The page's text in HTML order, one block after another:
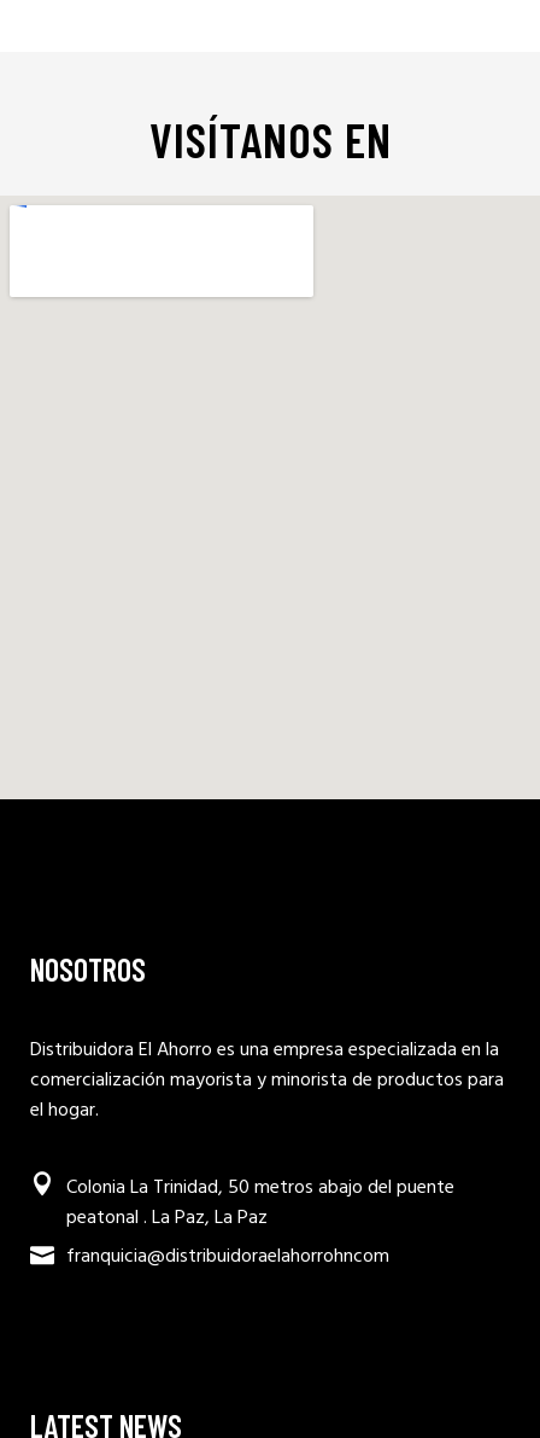
VISÍTANOS EN
NOSOTROS
Distribuidora El Ahorro es una empresa especializada en la
comercialización mayorista y minorista de productos para
el hogar.
Colonia La Trinidad, 50 metros abajo del puente
peatonal . La Paz, La Paz
franquicia@distribuidoraelahorrohncom
LATEST NEWS